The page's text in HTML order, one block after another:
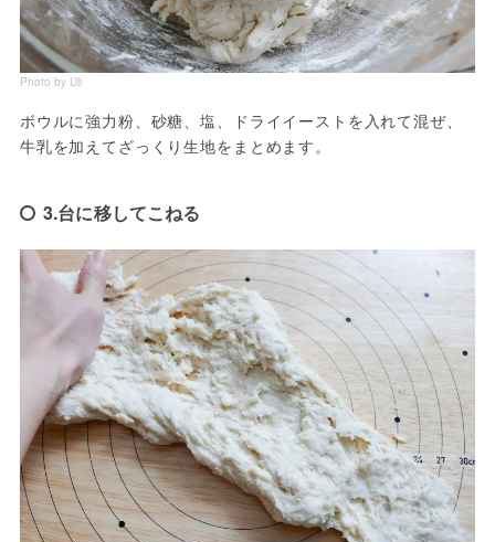
Photo by Uli
ボウルに強力粉、砂糖、塩、ドライイーストを入れて混ぜ、
牛乳を加えてざっくり生地をまとめます。
3.台に移してこねる